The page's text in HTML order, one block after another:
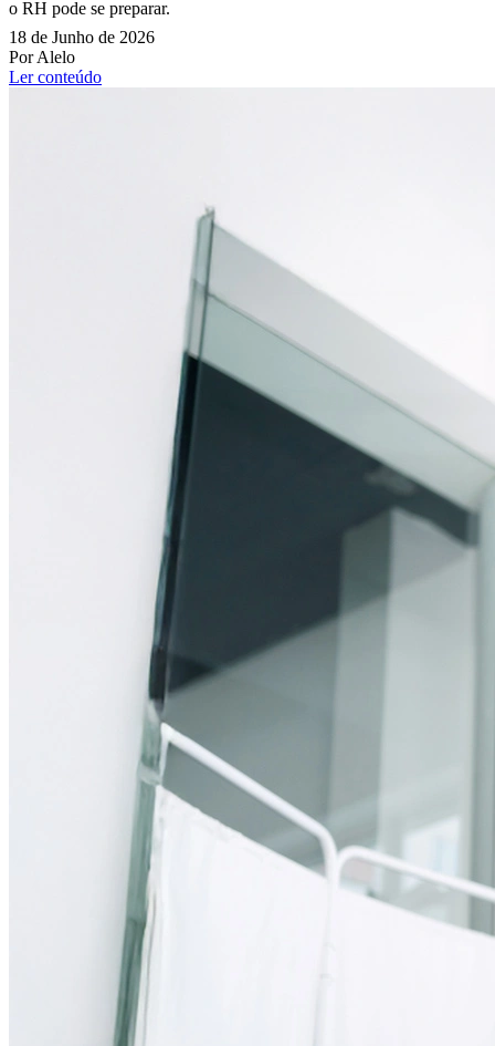
o RH pode se preparar.
18 de Junho de 2026
Por Alelo
Ler conteúdo